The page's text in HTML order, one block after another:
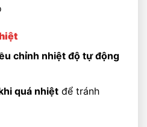
chỉnh nhiệt độ tự động
quá nhiệtđể tránh